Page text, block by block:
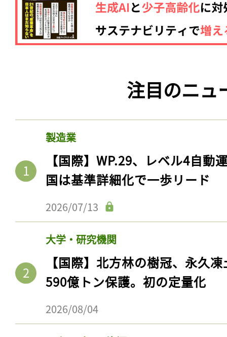
注目のニュ
製造業
【国際】WP.29、レベル4自動
国は基準詳細化で一歩リード
2026/07/13
大学・研究機関
【国際】北方林の樹冠、永久
590億トン保護。初の定量化
2026/08/04